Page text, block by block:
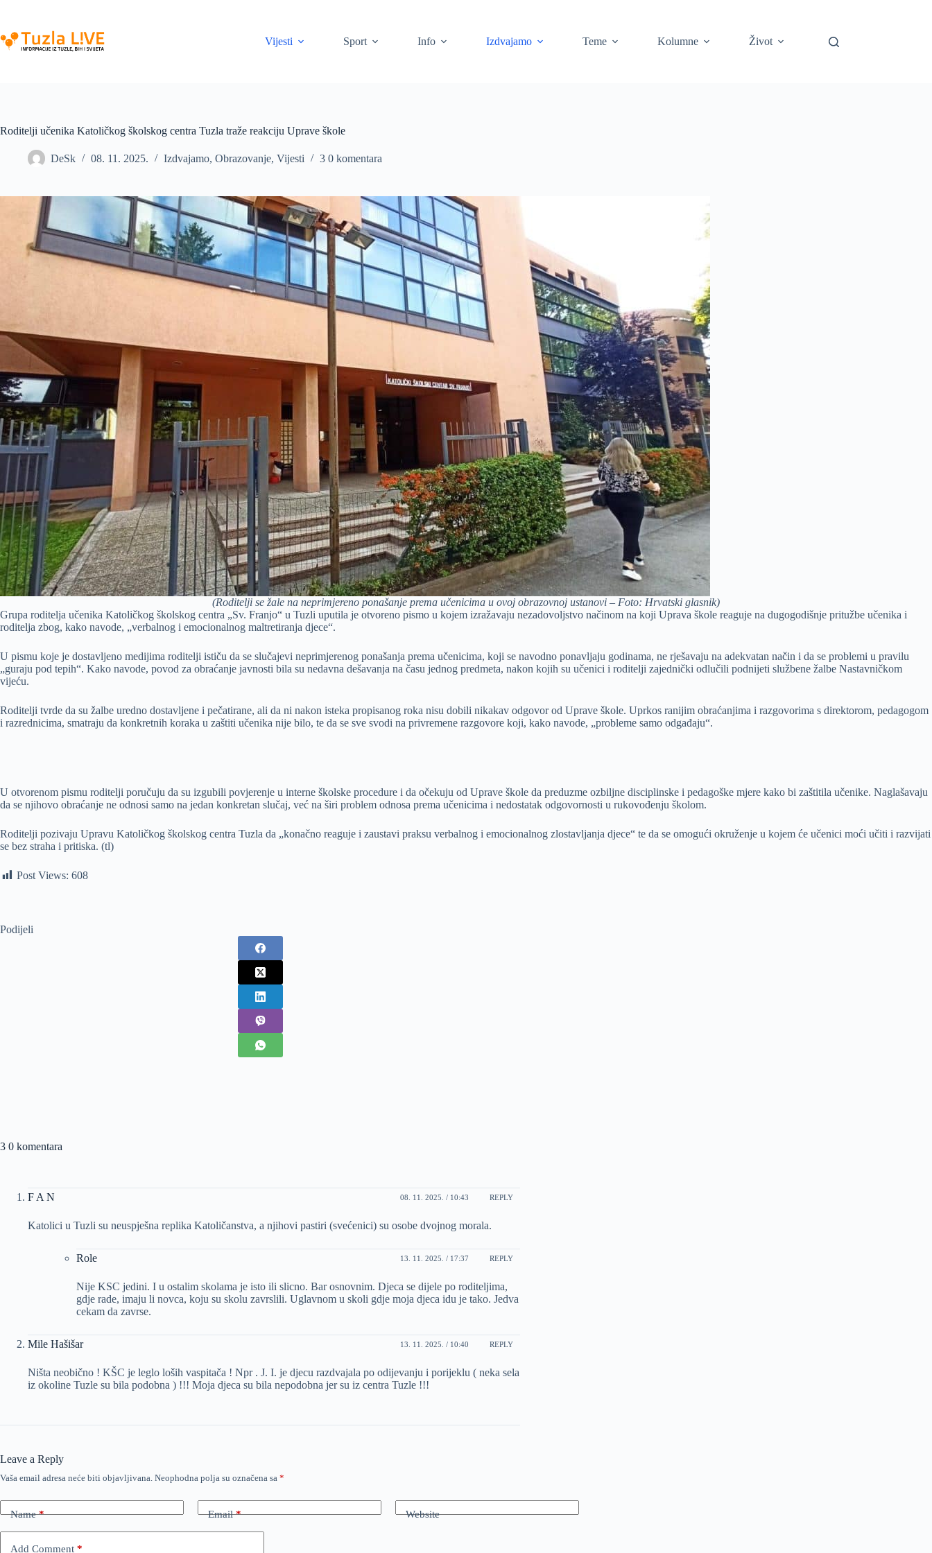
content
Vijesti
Sport Info Izdvajamo Teme Kolumne Život
Roditelji učenika Katoličkog školskog centra Tuzla traže reakciju Uprave škole
DeSk 08. 11. 2025. Izdvajamo, Obrazovanje, Vijesti 3 0 komentara
(Roditelji se žale na neprimjereno ponašanje prema učenicima u ovoj obrazovnoj ustanovi – Foto: Hrvatski glasnik)
Grupa roditelja učenika Katoličkog školskog centra „Sv. Franjo“ u Tuzli uputila je otvoreno pismo u kojem izražavaju nezadovoljstvo načinom na koji Uprava škole reaguje na dugogodišnje pritužbe učenika i
roditelja zbog, kako navode, „verbalnog i emocionalnog maltretiranja djece“.
U pismu koje je dostavljeno medijima roditelji ističu da se slučajevi neprimjerenog ponašanja prema učenicima, koji se navodno ponavljaju godinama, ne rješavaju na adekvatan način i da se problemi u pravilu
„guraju pod tepih“. Kako navode, povod za obraćanje javnosti bila su nedavna dešavanja na času jednog predmeta, nakon kojih su učenici i roditelji zajednički odlučili podnijeti službene žalbe Nastavničkom
vijeću.
Roditelji tvrde da su žalbe uredno dostavljene i pečatirane, ali da ni nakon isteka propisanog roka nisu dobili nikakav odgovor od Uprave škole. Uprkos ranijim obraćanjima i razgovorima s direktorom, pedagogom
i razrednicima, smatraju da konkretnih koraka u zaštiti učenika nije bilo, te da se sve svodi na privremene razgovore koji, kako navode, „probleme samo odgađaju“.
U otvorenom pismu roditelji poručuju da su izgubili povjerenje u interne školske procedure i da očekuju od Uprave škole da preduzme ozbiljne disciplinske i pedagoške mjere kako bi zaštitila učenike. Naglašavaju
da se njihovo obraćanje ne odnosi samo na jedan konkretan slučaj, već na širi problem odnosa prema učenicima i nedostatak odgovornosti u rukovođenju školom.
Roditelji pozivaju Upravu Katoličkog školskog centra Tuzla da „konačno reaguje i zaustavi praksu verbalnog i emocionalnog zlostavljanja djece“ te da se omogući okruženje u kojem će učenici moći učiti i razvijati
se bez straha i pritiska. (tl)
Post Views: 608
Podijeli
3 0 komentara
F A N 08. 11. 2025. / 10:43 REPLY
Katolici u Tuzli su neuspješna replika Katoličanstva, a njihovi pastiri (svećenici) su osobe dvojnog morala.
Role 13. 11. 2025. / 17:37 REPLY
Nije KSC jedini. I u ostalim skolama je isto ili slicno. Bar osnovnim. Djeca se dijele po roditeljima,
gdje rade, imaju li novca, koju su skolu zavrslili. Uglavnom u skoli gdje moja djeca idu je tako. Jedva
cekam da zavrse.
Mile Hašišar 13. 11. 2025. / 10:40 REPLY
Ništa neobično ! KŠC je leglo loših vaspitača ! Npr . J. I. je djecu razdvajala po odijevanju i porijeklu ( neka sela
iz okoline Tuzle su bila podobna ) !!! Moja djeca su bila nepodobna jer su iz centra Tuzle !!!
Leave a Reply
Vaša email adresa neće biti objavljivana. Neophodna polja su označena sa *
Name* Email* Website
Add Comment *